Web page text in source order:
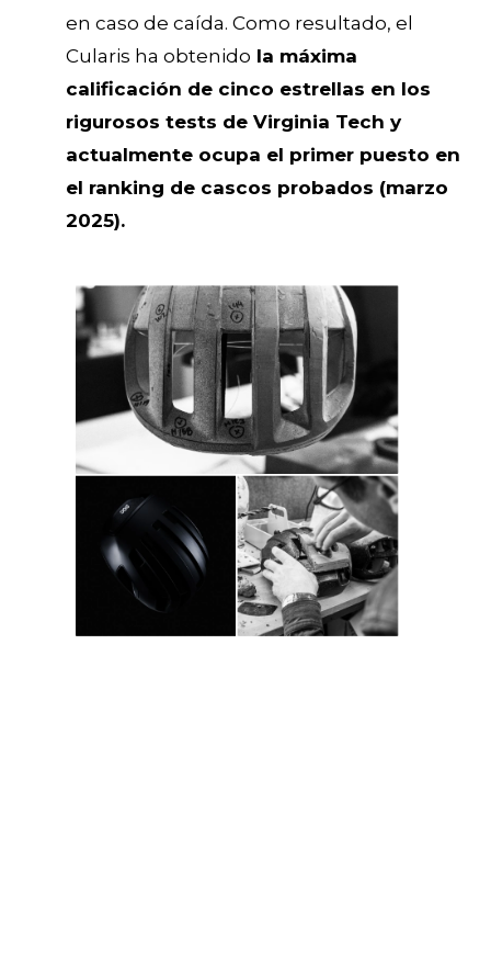
en caso de caída. Como resultado, el
Cularis ha obtenido la máxima
calificación de cinco estrellas en los
rigurosos tests de Virginia Tech y
actualmente ocupa el primer puesto en
el ranking de cascos probados (marzo
2025).